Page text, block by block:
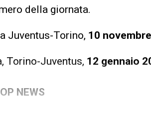
della giornata.
Juventus-Torino, 10
Torino-Juventus, 12 gennaio
NEWS